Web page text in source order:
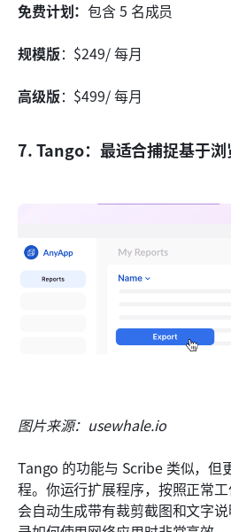
免费计划：包含 5 名成员
规模版：$249/ 每月
高级版：$499/ 每月
7. Tango：最适合捕捉基于
图片来源：usewhale.io
Tango 的功能与 Scribe 类似，但
程。你运行扩展程序，按照正常
会自动生成带有裁剪截图和文字